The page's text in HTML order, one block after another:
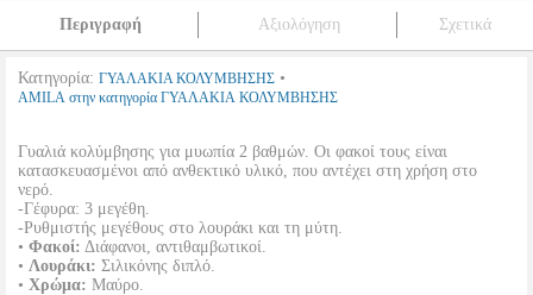
Περιγραφή Αξιολόγηση Σχετικά
Κατηγορία: ΓΥΑΛΑΚΙΑ ΚΟΛΥΜΒΗΣΗΣ •
AMILA στην κατηγορία ΓΥΑΛΑΚΙΑ ΚΟΛΥΜΒΗΣΗΣ
Γυαλιά κολύμβησης για μυωπία 2 βαθμών. Οι φακοί τους είναι
κατασκευασμένοι από ανθεκτικό υλικό, που αντέχει στη χρήση στο
νερό.
-Γέφυρα: 3 μεγέθη.
-Ρυθμιστής μεγέθους στο λουράκι και τη μύτη.
• Φακοί: Διάφανοι, αντιθαμβωτικοί.
• Λουράκι: Σιλικόνης διπλό.
• Χρώμα: Μαύρο.